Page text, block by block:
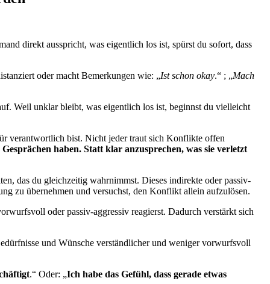
direkt ausspricht, was eigentlich los ist, spürst du sofort, dass
oder macht Bemerkungen wie: „Ist schon okay.“ ; „Mach
Weil unklar bleibt, was eigentlich los ist, beginnst du vielleicht
verantwortlich bist. Nicht jeder traut sich Konflikte offen
haben. Statt klar anzusprechen, was sie verletzt
das du gleichzeitig wahrnimmst. Dieses indirekte oder passiv-
zu übernehmen und versuchst, den Konflikt allein aufzulösen.
oder passiv-aggressiv reagierst. Dadurch verstärkt sich
und Wünsche verständlicher und weniger vorwurfsvoll
.“ Oder: „Ich habe das Gefühl, dass gerade etwas